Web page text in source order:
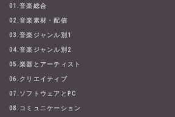
01.音楽総合
02.音楽素材・配信
03.音楽ジャンル別1
04.音楽ジャンル別2
05.楽器とアーティスト
06.クリエイティブ
07.ソフトウェアとPC
08.コミュニケーション